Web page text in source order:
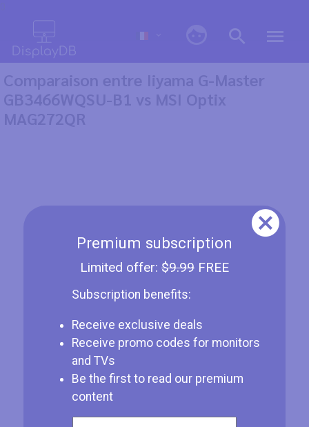
Premium subscription
Limited offer: $9.99FREE
Subscription benefits:
Receive exclusive deals
Receive promo codes for monitors
and TVs
Be the first to read our premium
content
Comparaison entre Iiyama G-Master
GB3466WQSU-B1 vs MSI Optix
MAG272QR